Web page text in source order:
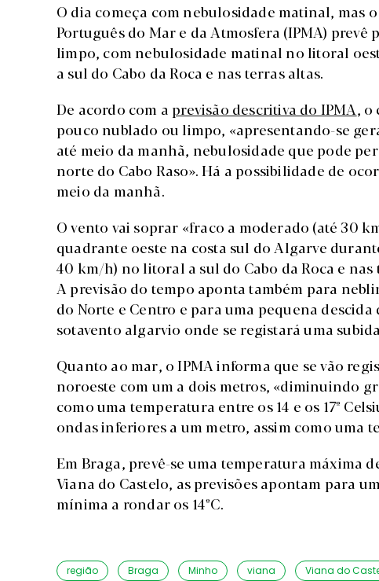
O dia começa com nebulosidade matinal, mas
Português do Mar e da Atmosfera (IPMA)
limpo, com nebulosidade matinal no litoral
a sul do Cabo da Roca e nas terras altas.
De acordo com a previsão descritiva do IPMA, o
pouco nublado ou limpo, «apresentando-se
até meio da manhã, nebulosidade que pode
norte do Cabo Raso». Há a possibilidade de
meio da manhã.
O vento vai soprar «fraco a moderado (até 30
quadrante oeste na costa sul do Algarve
40 km/h) no litoral a sul do Cabo da Roca e
A previsão do tempo aponta também para
do Norte e Centro e para uma pequena
sotavento algarvio onde se registará uma
Quanto ao mar, o IPMA informa que se vão
noroeste com um a dois metros, «diminuindo
como uma temperatura entre os 14 e os 17º
ondas inferiores a um metro, assim como uma
Em Braga, prevê-se uma temperatura máxima
Viana do Castelo, as previsões apontam para
mínima a rondar os 14ºC.
região Braga Minho viana Viana do